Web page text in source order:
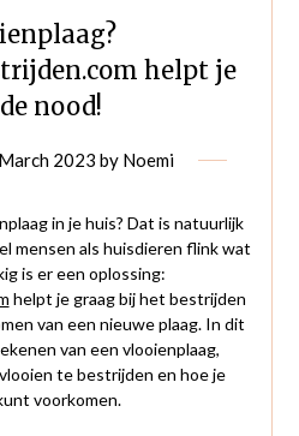
helpt je
nood!
2023 by Noemi
in je huis? Dat is natuurlijk
mensen als huisdieren flink wat
is er een oplossing:
helpt je graag bij het bestrijden
van een nieuwe plaag. In dit
van een vlooienplaag,
te bestrijden en hoe je
voorkomen.